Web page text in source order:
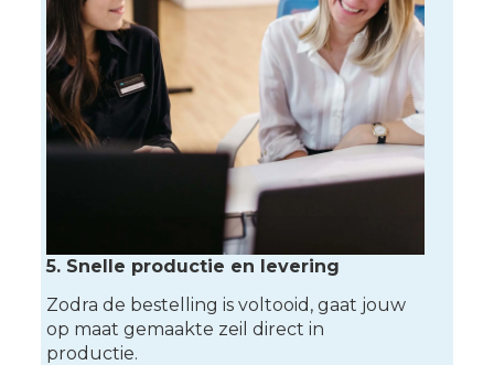
5. Snelle productie en levering
Zodra de bestelling is voltooid, gaat jouw
op maat gemaakte zeil direct in
productie.